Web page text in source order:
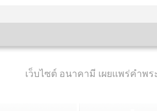
เว็บไซต์ อนาคามี เผยแพร่คำพ